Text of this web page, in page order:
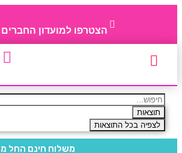
הצטרפו למועדון
תוצאות
לצפיה בכל התוצאות
משלוח חינם החל מ-